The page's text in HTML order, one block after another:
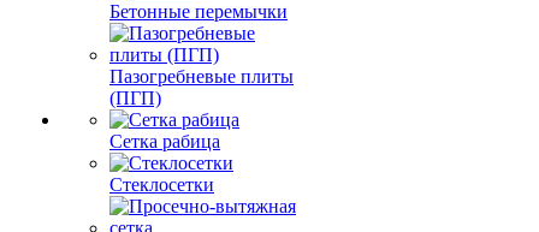
Бетонные перемычки
Пазогребневые плиты
(ПГП)
Сетка рабица
Стеклосетки